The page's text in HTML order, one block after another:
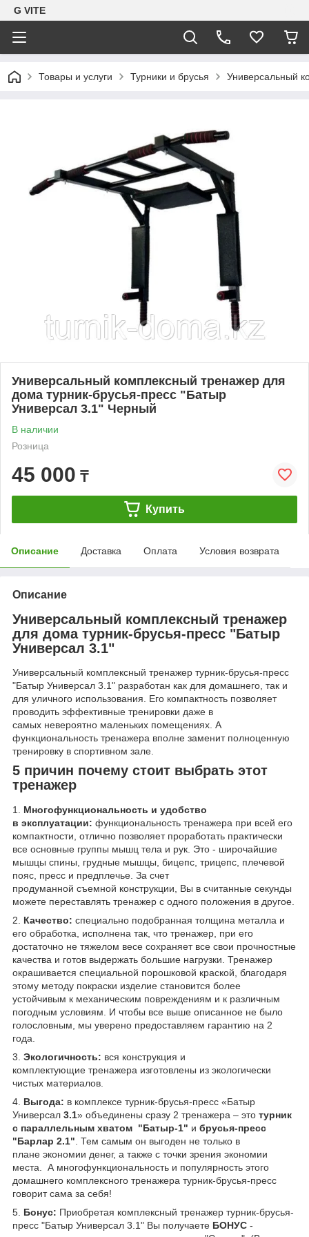
G VITE
Товары и услуги Турники и брусья Универсальный
Универсальный комплексный тренажер для
дома турник-брусья-пресс "Батыр
Универсал 3.1" Черный
В наличии
Розница
45 000 ₸
Купить
Описание Доставка Оплата Условия возврата
Описание
Универсальный комплексный тренажер
для дома турник-брусья-пресс "Батыр
Универсал 3.1"
Универсальный комплексный тренажер турник-брусья-пресс
"Батыр Универсал 3.1" разработан как для домашнего, так и
для уличного использования. Его компактность позволяет
проводить эффективные тренировки даже в
самых невероятно маленьких помещениях. А
функциональность тренажера вполне заменит полноценную
тренировку в спортивном зале.
5 причин почему стоит выбрать этот
тренажер
1. Многофункциональность и удобство
в эксплуатации: функциональность тренажера при всей его
компактности, отлично позволяет проработать практически
все основные группы мышц тела и рук. Это - широчайшие
мышцы спины, грудные мышцы, бицепс, трицепс, плечевой
пояс, пресс и предплечье. За счет
продуманной съемной конструкции, Вы в считанные секунды
можете переставлять тренажер с одного положения в другое.
2. Качество: специально подобранная толщина металла и
его обработка, исполнена так, что тренажер, при его
достаточно не тяжелом весе сохраняет все свои прочностные
качества и готов выдержать большие нагрузки. Тренажер
окрашивается специальной порошковой краской, благодаря
этому методу покраски изделие становится более
устойчивым к механическим повреждениям и к различным
погодным условиям. И чтобы все выше описанное не было
голословным, мы уверено предоставляем гарантию на 2
года.
3. Экологичность: вся конструкция и
комплектующие тренажера изготовлены из экологически
чистых материалов.
4. Выгода: в комплексе турник-брусья-пресс «Батыр
Универсал 3.1» объединены сразу 2 тренажера – это турник
с параллельным хватом "Батыр-1" и брусья-пресс
"Барлар 2.1" . Тем самым он выгоден не только в
плане экономии денег, а также с точки зрения экономии
места. А многофункциональность и популярность этого
домашнего комплексного тренажера турник-брусья-пресс
говорит сама за себя!
5. Бонус: Приобретая комплексный тренажер турник-брусья-
пресс "Батыр Универсал 3.1" Вы получаете БОНУС -